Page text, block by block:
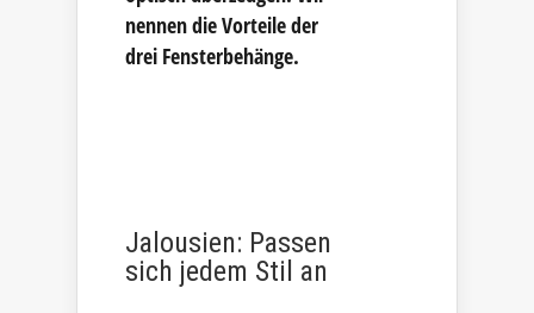
nennen die Vorteile der
drei Fensterbehänge.
Jalousien: Passen
sich jedem Stil an